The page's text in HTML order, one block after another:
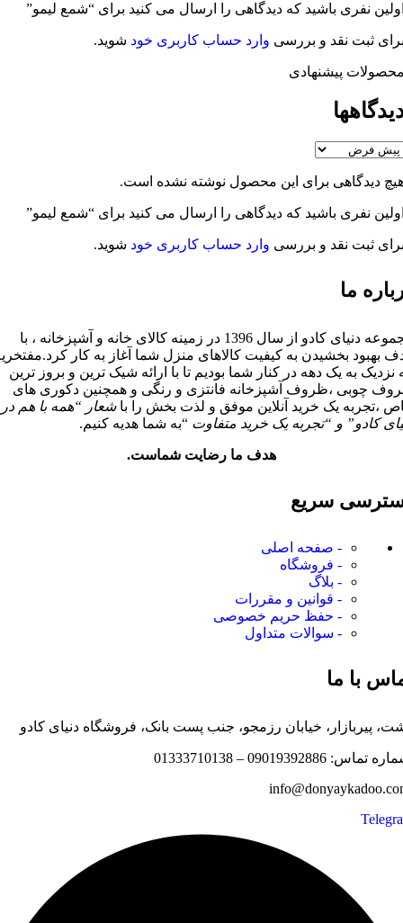
نفری باشید که دیدگاهی را ارسال می کنید برای “شمع لیمو”
ثبت نقد و بررسی وارد حساب کاربری خودشوید.
پیشنهادی
دیدگاهی برای این محصول نوشته نشده است.
نفری باشید که دیدگاهی را ارسال می کنید برای “شمع لیمو”
ثبت نقد و بررسی وارد حساب کاربری خودشوید.
ما
مجموعه دنیای کادو از سال 1396 در زمینه کالای خانه و آشپزخانه ، با
بهبود بخشیدن به کیفیت کالاهای منزل شما آغاز به کار کرد.مفتخریم
به یک دهه در کنار شما بودیم تا با ارائه شیک ترین و بروز ترین
چوبی ،ظروف آشپزخانه فانتزی و رنگی و همچنین دکوری های
،تجربه یک خرید آنلاین موفق و لذت بخش را با شعار “همه با هم در
کادو” و “تجربه یک خرید متفاوت“به شما هدیه کنیم.
هدف ما رضایت شماست.
سریع
- صفحه اصلی
- فروشگاه
- بلاگ
- قوانین و مقررات
- حفظ حریم خصوصی
- سوالات متداول
با ما
پیربازار، خیابان رزمجو، جنب پست بانک، فروشگاه دنیای کادو
09019392886 – 01333710138